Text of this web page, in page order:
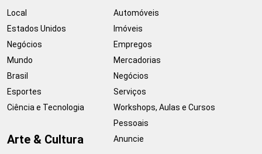
Local
Estados Unidos
Negócios
Mundo
Brasil
Esportes
Ciência e Tecnologia
Arte & Cultura
Automóveis
Imóveis
Empregos
Mercadorias
Negócios
Serviços
Workshops, Aulas e Cursos
Pessoais
Anuncie